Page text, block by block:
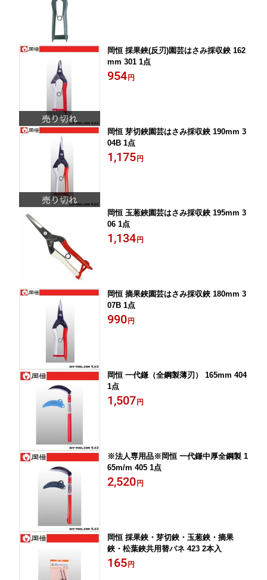
岡恒 採果鋏(反刃)園芸はさみ採収鋏 162
mm 301 1点
954 円
岡恒 芽切鋏園芸はさみ採収鋏 190mm 3
04B 1点
1,175 円
岡恒 玉葱鋏園芸はさみ採収鋏 195mm 3
06 1点
1,134 円
岡恒 摘果鋏園芸はさみ採収鋏 180mm 3
07B 1点
990 円
岡恒 一代鎌（全鋼製薄刃） 165mm 404
1点
1,507 円
※法人専用品※岡恒 一代鎌中厚全鋼製 1
65m/m 405 1点
2,520 円
岡恒 採果鋏・芽切鋏・玉葱鋏・摘果
鋏・松葉鋏共用替バネ 423 2本入
165 円